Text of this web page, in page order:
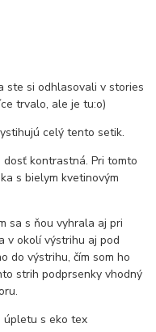
ste si odhlasovali v stories
trvalo, ale je tu:o)
celý tento setik.
kontrastná. Pri tomto
s bielym kvetinovým
sa s ňou vyhrala aj pri
v okolí výstrihu aj pod
do výstrihu, čím som ho
strih podprsenky vhodný
úpletu s eko tex